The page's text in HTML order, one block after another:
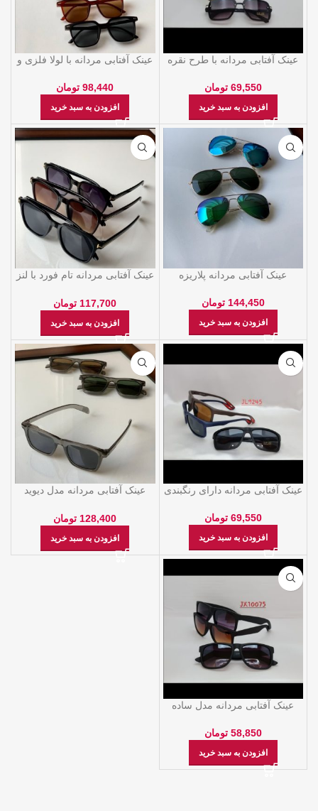
عینک آفتابی مردانه با طرح نقره
69,550 تومان
افزودن به سبد خرید
عینک آفتابی مردانه با لولا فلزی و
98,440 تومان
افزودن به سبد خرید
عینک آفتابی مردانه پلاریزه
144,450 تومان
افزودن به سبد خرید
عینک آفتابی مردانه تام فورد با لنز
117,700 تومان
افزودن به سبد خرید
عینک آفتابی مردانه دارای رنگبندی
69,550 تومان
افزودن به سبد خرید
عینک آفتابی مردانه مدل دیوید
128,400 تومان
افزودن به سبد خرید
عینک آفتابی مردانه مدل ساده
58,850 تومان
افزودن به سبد خرید